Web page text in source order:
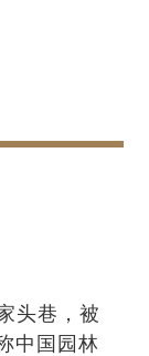
头巷，被
中国园林